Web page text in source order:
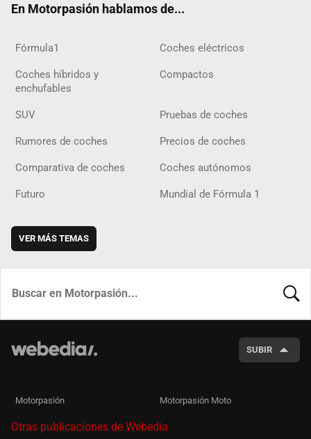
En Motorpasión hablamos de...
Fórmula1 Coches eléctricos
Coches híbridos y
enchufables
Compactos
SUV Pruebas de coches
Rumores de coches Precios de coches
Comparativa de coches Coches autónomos
Futuro Mundial de Fórmula 1
VER MÁS TEMAS
SUBIR
Motorpasión Motorpasión Moto
Otras publicaciones de Webedia